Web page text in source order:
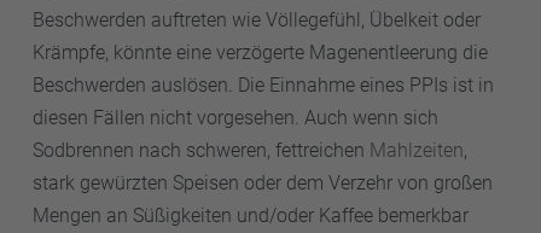
Beschwerden auftreten wie Völlegefühl, Übelkeit oder
Krämpfe, könnte eine verzögerte Magenentleerung die
Beschwerden auslösen. Die Einnahme eines PPIs ist in
diesen Fällen nicht vorgesehen. Auch wenn sich
Sodbrennen nach schweren, fettreichen Mahlzeiten,
stark gewürzten Speisen oder dem Verzehr von großen
Mengen an Süßigkeiten und/oder Kaffee bemerkbar